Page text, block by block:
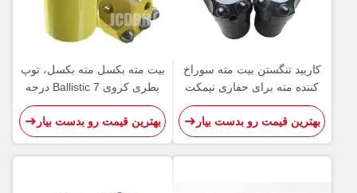
کاربید تنگستن بیت مته سوراخ
کننده مته برای حفاری نیمکت
تونل حفاری
بهترین قیمت رو بدست بیار
بیت مته بکسل مته بکسل، توپ
بطری کروی Ballistic 7 درجه
بهترین قیمت رو بدست بیار